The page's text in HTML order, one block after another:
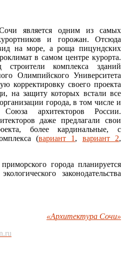
является одним из самых
и горожан. Отсюда
на море, а роща пицундских
в самом центре курорта.
комплекса зданий
Олимпийского Университета
корректировку своего проекта
на защиту которых встали все
города, в том числе и
Союза архитекторов России.
даже предлагали свои
более кардинальные, с
(вариант 1 , вариант 2,
города планируется
законодательства
«Архитектура Сочи»